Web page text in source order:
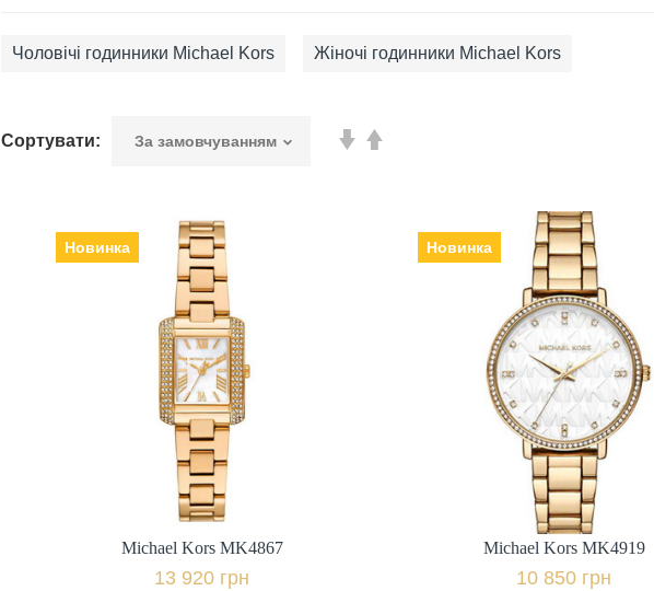
Чоловічі годинники Michael Kors Жіночі годинники Michael Kors
Сортувати:
Новинка
Michael Kors MK4867
Виробник: США, Механізм:
кварцеві, Скло: мінеральне,
Ремінець | браслет: сталь,
Гарантія: 24 міс.,
13 920 грн.
+ порівняти
Michael Kors MK4867
13 920 грн
Новинка
Michael Kors MK4919
Виробник: США, Механізм:
кварцеві, Скло: мінеральне,
Ремінець | браслет: сталь,
Гарантія: 24 міс.,
10 850 грн.
+ порівняти
Michael Kors MK4919
10 850 грн